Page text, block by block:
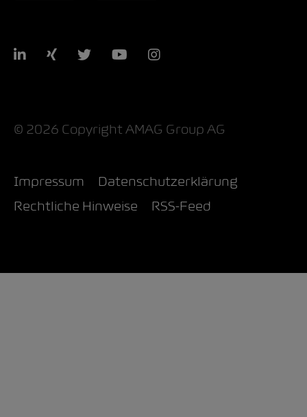
LinkedIn
Xing Twitter YouTubeInstagram
© 2026 Copyright AMAG Group AG
Impressum
Datenschutzerklärung
Rechtliche Hinweise
RSS-Feed